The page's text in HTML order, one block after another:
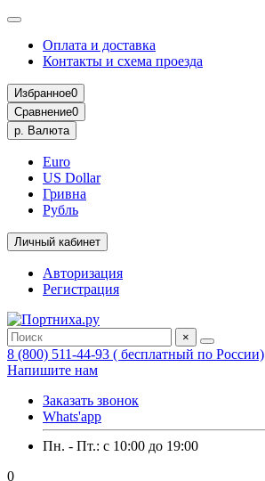
Оплата и доставка
Контакты и схема проезда
Избранное0
Сравнение0
р. Валюта
Euro
US Dollar
Гривна
Рубль
Личный кабинет
Авторизация
Регистрация
×
8 (800) 511-44-93 ( бесплатный по России)
Напишите нам
Заказать звонок
Whats'app
Пн. - Пт.: c 10:00 до 19:00
0